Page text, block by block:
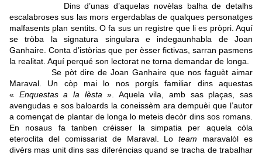
Dins d’unas d’aquelas novèlas balha de detalhs
escalabroses sus las mors ergerdablas de qualques personatges
malfasents plan sentits. O fa sus un registre que li es pròpri. Aquí
se tròba la signatura singulara e indegaunhabla de Joan
Ganhaire. Conta d’istòrias que per èsser fictivas, sarran pasmens
la realitat. Aquí perqué son lectorat ne torna demandar de longa.
Se pòt dire de Joan Ganhaire que nos faguèt aimar
Maraval. Un còp mai lo nos porgís familiar dins aquestas
« Enquestas a la lèsta ». Aquela vila, amb sas plaças, sas
avengudas e sos baloards la coneissèm ara dempuèi que l’autor
a començat de plantar de longa lo meteis decòr dins sos romans.
En nosaus fa tanben créisser la simpatia per aquela còla
eteroclita del comissariat de Maraval. Loteam maravalòl es
divèrs mas unit dins sas diferéncias quand se tracha de trabalhar